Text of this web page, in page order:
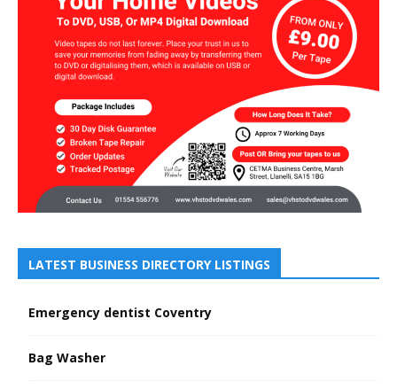
LATEST BUSINESS DIRECTORY LISTINGS
Emergency dentist Coventry
Bag Washer